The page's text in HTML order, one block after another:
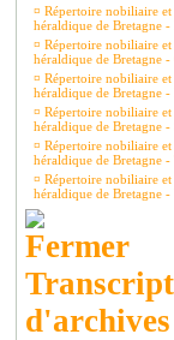
¤ Répertoire nobiliaire et
héraldique de Bretagne -
¤ Répertoire nobiliaire et
héraldique de Bretagne -
¤ Répertoire nobiliaire et
héraldique de Bretagne -
¤ Répertoire nobiliaire et
héraldique de Bretagne -
¤ Répertoire nobiliaire et
héraldique de Bretagne -
¤ Répertoire nobiliaire et
héraldique de Bretagne -
d'archives